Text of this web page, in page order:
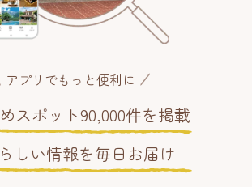
アプリでもっと便利に
スポット90,000件を掲載
しい情報を毎日お届け